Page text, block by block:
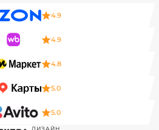
4.9
4.9
4.8
5.0
5.0
ДИЗАЙН